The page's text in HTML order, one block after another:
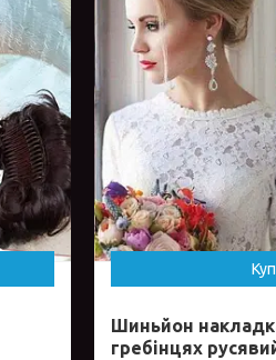
Шиньйон
гребінцях